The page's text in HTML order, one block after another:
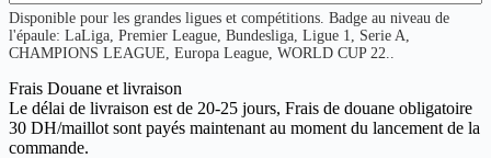
Disponible pour les grandes ligues et compétitions. Badge au niveau de
l'épaule: LaLiga, Premier League, Bundesliga, Ligue 1, Serie A,
CHAMPIONS LEAGUE, Europa League, WORLD CUP 22..
Frais Douane et livraison
Le délai de livraison est de 20-25 jours, Frais de douane obligatoire
30 DH/maillot sont payés maintenant au moment du lancement de la
commande.